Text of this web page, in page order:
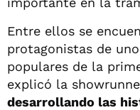
Entre ellos se
protagonistas de
populares de la
explicó la
desarrollando las